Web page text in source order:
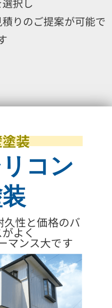
りのご提案が可能で
装
コン
久性と価格のバ
よく
マンス大です